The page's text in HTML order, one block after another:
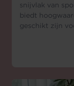
snijvlak van
biedt
geschikt zijn